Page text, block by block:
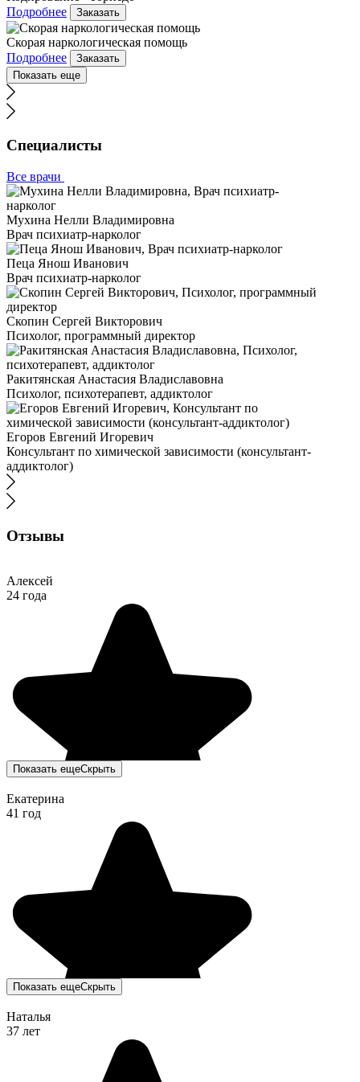
Подробнее
Заказать
Скорая наркологическая помощь
Подробнее
Заказать
Показать еще
Специалисты
Все врачи
Мухина Нелли Владимировна
Врач психиатр-нарколог
Пеца Янош Иванович
Врач психиатр-нарколог
Скопин Сергей Викторович
Психолог, программный директор
Ракитянская Анастасия Владиславовна
Психолог, психотерапевт, аддиктолог
Егоров Евгений Игоревич
Консультант по химической зависимости (консультант-
аддиктолог)
Отзывы
Алексей
24 года
Показать ещеСкрыть
Екатерина
41 год
Показать ещеСкрыть
Наталья
37 лет